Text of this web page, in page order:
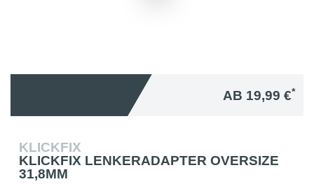
AB 19,99 €*
KLICKFIX
KLICKFIX LENKERADAPTER OVERSIZE
31,8MM